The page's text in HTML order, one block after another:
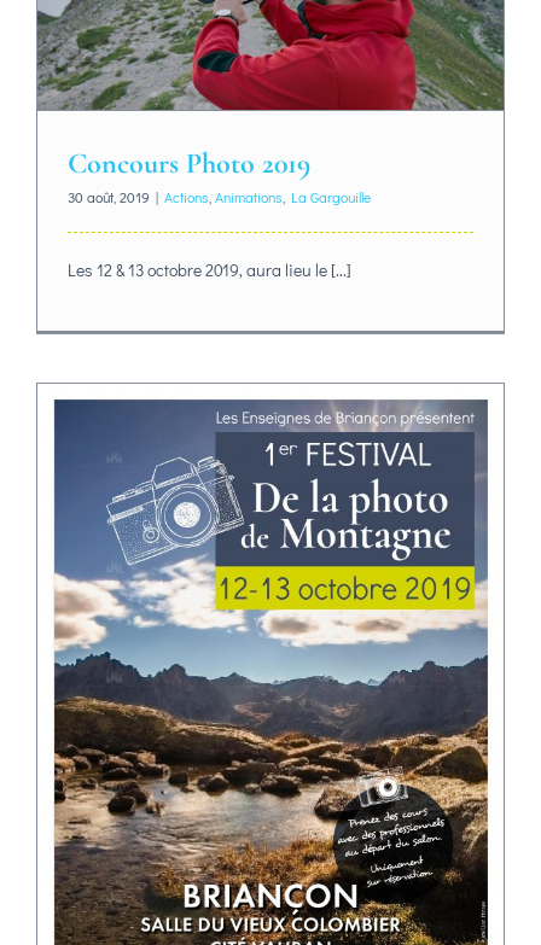
Concours Photo 2019
30 août, 2019 | Actions Animations La Gargouille
Les 12 & 13 octobre 2019, aura lieu le [...]